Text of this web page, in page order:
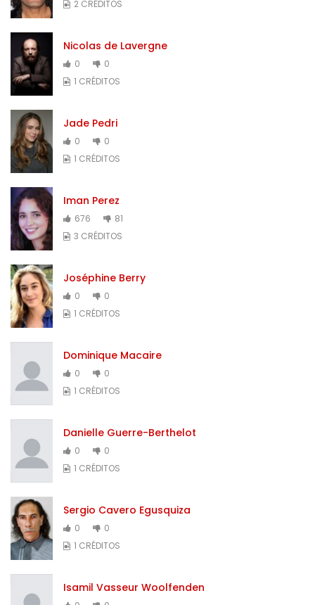
2 CRÉDITOS
Nicolas de Lavergne
0
0
1 CRÉDITOS
Jade Pedri
0
0
1 CRÉDITOS
Iman Perez
676
81
3 CRÉDITOS
Joséphine Berry
0
0
1 CRÉDITOS
Dominique Macaire
0
0
1 CRÉDITOS
Danielle Guerre-Berthelot
0
0
1 CRÉDITOS
Sergio Cavero Egusquiza
0
0
1 CRÉDITOS
Isamil Vasseur Woolfenden